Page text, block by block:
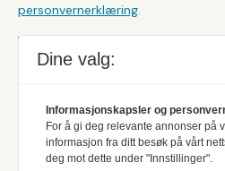
personvernerklæring.
Dine valg:
Informasjonskapsler og
For å gi deg relevante annonser på
informasjon fra ditt besøk på vårt
deg mot dette under "Innstillinger".